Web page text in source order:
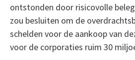
ontstonden door risicovolle
zou besluiten om de
schelden voor de aankoop van
voor de corporaties ruim 30